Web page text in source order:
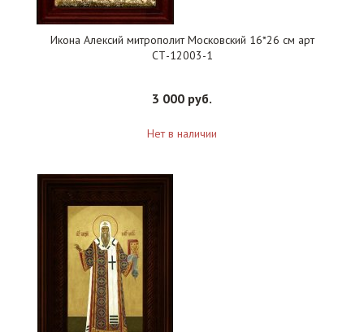
Икона Алексий митрополит Московский 16*26 см арт
СТ-12003-1
3 000 руб.
Нет в наличии